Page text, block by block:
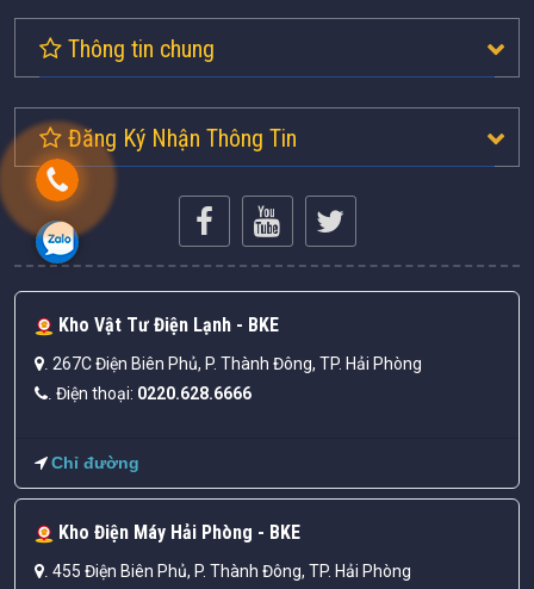
Thông tin chung
Đăng Ký Nhận Thông Tin
Kho Vật Tư Điện Lạnh - BKE
267C Điện Biên Phủ, P. Thành Đông, TP. Hải Phòng
Điện thoại: 0220.628.6666
Chỉ đường
Kho Điện Máy Hải Phòng - BKE
455 Điện Biên Phủ, P. Thành Đông, TP. Hải Phòng